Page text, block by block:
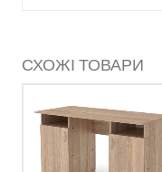
СХОЖІ ТОВАРИ